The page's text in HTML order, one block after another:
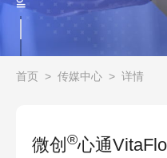
首页 > 传媒中心 > 详情
微创 ®心通